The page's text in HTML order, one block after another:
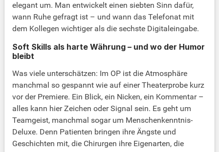
elegant um. Man entwickelt einen siebten Sinn dafür,
wann Ruhe gefragt ist – und wann das Telefonat mit
dem Kollegen wichtiger als die sechste Digitaleingabe.
Soft Skills als harte Währung – und wo der Humor
bleibt
Was viele unterschätzen: Im OP ist die Atmosphäre
manchmal so gespannt wie auf einer Theaterprobe kurz
vor der Premiere. Ein Blick, ein Nicken, ein Kommentar –
alles kann hier Zeichen oder Signal sein. Es geht um
Teamgeist, manchmal sogar um Menschenkenntnis-
Deluxe. Denn Patienten bringen ihre Ängste und
Geschichten mit, die Chirurgen ihre Eigenarten, die